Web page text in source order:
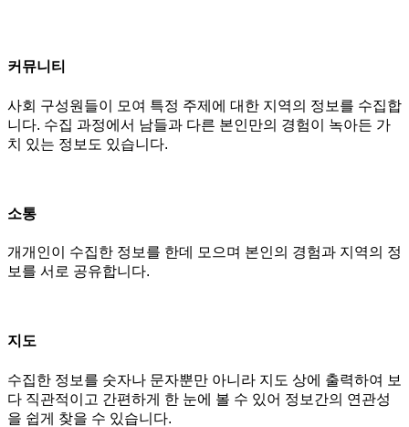
커뮤니티
사회 구성원들이 모여 특정 주제에 대한 지역의 정보를 수집합
니다. 수집 과정에서 남들과 다른 본인만의 경험이 녹아든 가
치 있는 정보도 있습니다.
소통
개개인이 수집한 정보를 한데 모으며 본인의 경험과 지역의 정
보를 서로 공유합니다.
지도
수집한 정보를 숫자나 문자뿐만 아니라 지도 상에 출력하여 보
다 직관적이고 간편하게 한 눈에 볼 수 있어 정보간의 연관성
을 쉽게 찾을 수 있습니다.